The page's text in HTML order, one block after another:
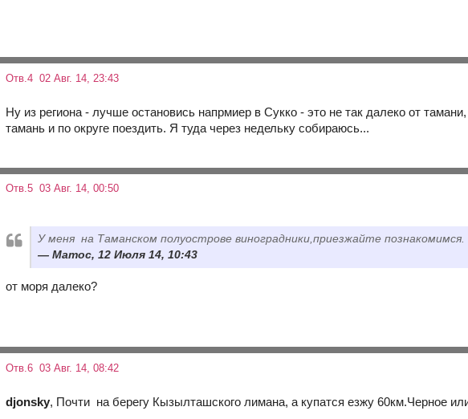
Отв.4 02 Авг. 14, 23:43
Ну из региона - лучше остановись напрмиер в Сукко - это не так далеко от
тамань и по округе поездить. Я туда через недельку собираюсь...
Отв.5 03 Авг. 14, 00:50
У меня на Таманском полуострове виноградники,приезжайте познакомимся.
Матос, 12 Июля 14, 10:43
от моря далеко?
Отв.6 03 Авг. 14, 08:42
djonsky, Почти на берегу Кызылташского лимана, а купатся езжу 60км.Черное